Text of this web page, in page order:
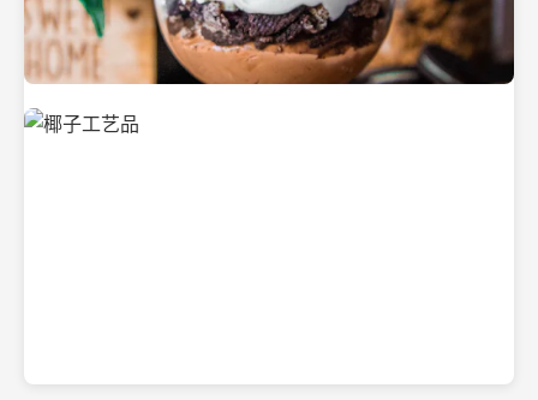
美味的椰子食品